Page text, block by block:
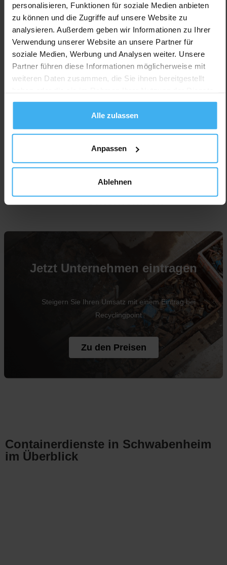
personalisieren, Funktionen für soziale Medien anbieten
zu können und die Zugriffe auf unsere Website zu
analysieren. Außerdem geben wir Informationen zu Ihrer
Verwendung unserer Website an unsere Partner für
soziale Medien, Werbung und Analysen weiter. Unsere
Partner führen diese Informationen möglicherweise mit
weiteren Daten zusammen, die Sie ihnen bereitgestellt
gesammelt haben.
Alle zulassen
Anpassen
Ablehnen
CONTAINERDIENST
Marcel Rauth
Noch keine Bewertung
Selztalstr. 12, 55270 Schwabenheim, Deutschland
Jetzt Anrufen
Für Unternehmen
Jetzt Unternehmen eintragen
Steigern Sie Ihren Umsatz mit einem Eintrag bei
Recyclingpoint
Zu den Preisen
Containerdienste in Schwabenheim
im Überblick